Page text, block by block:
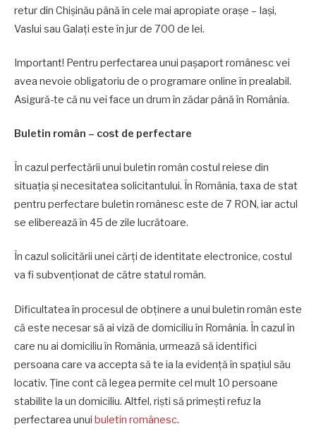
retur din Chișinău până în cele mai apropiate orașe – Iași,
Vaslui sau Galați este în jur de 700 de lei.
Important! Pentru perfectarea unui pașaport românesc vei
avea nevoie obligatoriu de o programare online în prealabil.
Asigură-te că nu vei face un drum în zădar până în România.
Buletin român – cost de perfectare
În cazul perfectării unui buletin român costul reiese din
situația și necesitatea solicitantului. În România, taxa de stat
pentru perfectare buletin românesc este de 7 RON, iar actul
se eliberează în 45 de zile lucrătoare.
În cazul solicitării unei cărți de identitate electronice, costul
va fi subvenționat de către statul român.
Dificultatea în procesul de obținere a unui buletin român este
că este necesar să ai viză de domiciliu în România. În cazul în
care nu ai domiciliu în România, urmează să identifici
persoana care va accepta să te ia la evidență în spațiul său
locativ. Ține cont că legea permite cel mult 10 persoane
stabilite la un domiciliu. Altfel, riști să primești refuz la
perfectarea unui buletin românesc.